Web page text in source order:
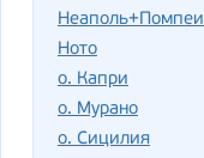
Неаполь+Помпеи
Ното
о. Капри
о. Мурано
о. Сицилия